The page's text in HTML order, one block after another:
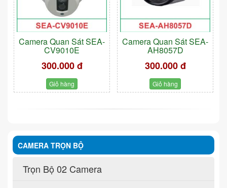
Camera Quan Sát SEA-
CV9010E
300.000 đ
Giỏ hàng
Camera Quan Sát SEA-
AH8057D
300.000 đ
Giỏ hàng
CAMERA TRỌN BỘ
Trọn Bộ 02 Camera